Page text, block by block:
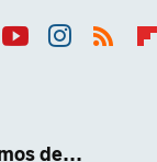
de...